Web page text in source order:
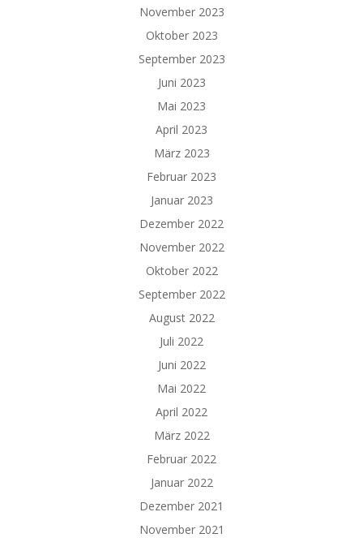
November 2023
Oktober 2023
September 2023
Juni 2023
Mai 2023
April 2023
März 2023
Februar 2023
Januar 2023
Dezember 2022
November 2022
Oktober 2022
September 2022
August 2022
Juli 2022
Juni 2022
Mai 2022
April 2022
März 2022
Februar 2022
Januar 2022
Dezember 2021
November 2021